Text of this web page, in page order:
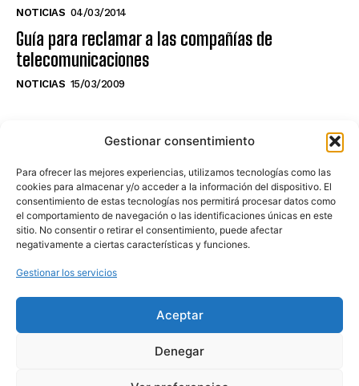
Gestionar consentimiento
Para ofrecer las mejores experiencias, utilizamos tecnologías como las
cookies para almacenar y/o acceder a la información del dispositivo. El
consentimiento de estas tecnologías nos permitirá procesar datos como
el comportamiento de navegación o las identificaciones únicas en este
sitio. No consentir o retirar el consentimiento, puede afectar
negativamente a ciertas características y funciones.
Gestionar los servicios
Aceptar
Denegar
NOTICIAS 04/03/2014
Guía para reclamar a las compañías de
telecomunicaciones
NOTICIAS 15/03/2009
NO TE PIERDAS LO ÚLTIMO DEL CANAL
Haz clic en «Estoy de acuerdo» para
activar Youtube
POLÍTICA DE COOKIES